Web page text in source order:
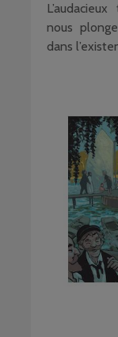
nous
dans